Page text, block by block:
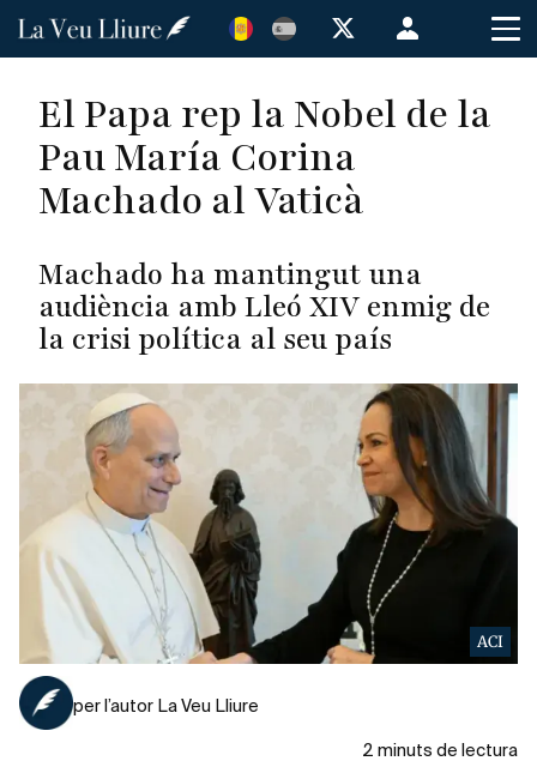
Vés
Menú
de
cuenta
de
El Papa rep la Nobel de la
Pau María Corina
Machado al Vaticà
Machado ha mantingut una
audiència amb Lleó XIV enmig de
la crisi política al seu país
ACI
per l’autor La Veu Lliure
2 minuts de lectura